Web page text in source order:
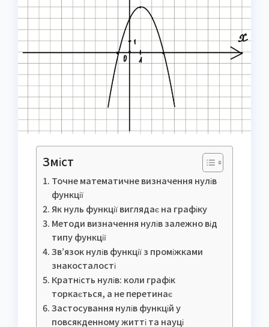
Зміст
Точне математичне визначення нулів
функції
Як нуль функції виглядає на графіку
Методи визначення нулів залежно від
типу функції
Зв’язок нулів функції з проміжками
знакосталості
Кратність нулів: коли графік
торкається, а не перетинає
Застосування нулів функцій у
повсякденному житті та науці